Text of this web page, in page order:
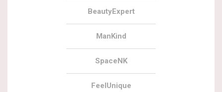
BeautyExpert
ManKind
SpaceNK
FeelUnique